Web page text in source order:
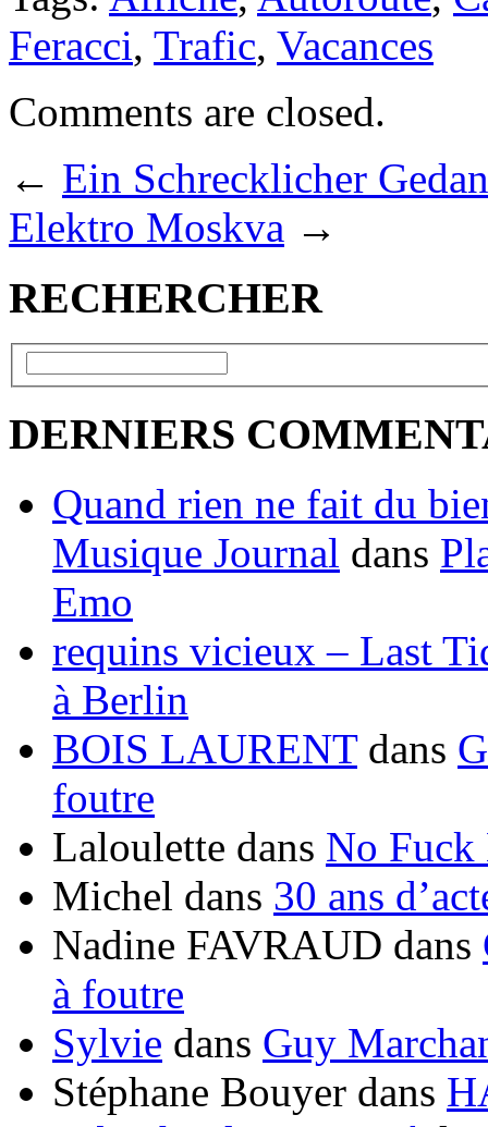
Feracci, Trafic, Vacances
Comments are closed.
← Ein Schrecklicher
Elektro Moskva →
RECHERCHER
DERNIERS
Quand rien ne fait du
Musique Journal dans
Emo
requins vicieux – Last
à Berlin
BOIS LAURENTdans
foutre
Laloulette dans No Fuck
Michel dans 30 ans
Nadine FAVRAUD dans
à foutre
Sylvie dans Guy
Stéphane Bouyer dans